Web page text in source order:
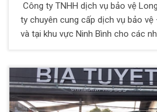
Công ty TNHH dịch vụ bảo vệ
ty chuyên cung cấp dịch vụ bảo
và tại khu vực Ninh Bình cho các
các ngân hàng, công trường,
phẩm, các khu công nghiệp và khu